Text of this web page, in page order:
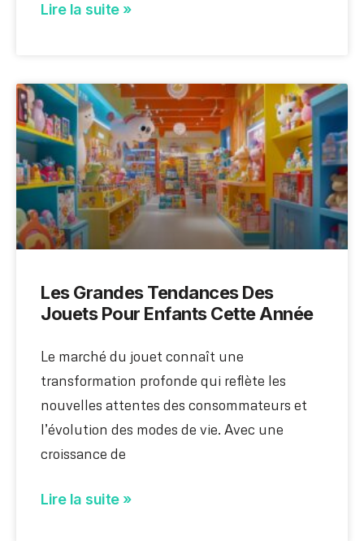
Lire la suite »
Les Grandes Tendances Des
Jouets Pour Enfants Cette Année
Le marché du jouet connaît une
transformation profonde qui reflète les
nouvelles attentes des consommateurs et
l’évolution des modes de vie. Avec une
croissance de
Lire la suite »